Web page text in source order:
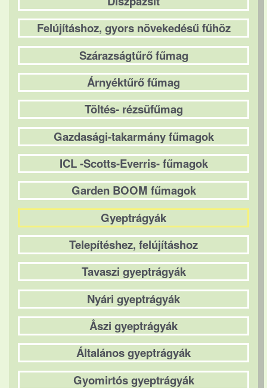
Felújításhoz, gyors növekedésű fűhöz
Szárazságtűrő fűmag
Árnyéktűrő fűmag
Töltés- rézsüfűmag
Gazdasági-takarmány fűmagok
ICL -Scotts-Everris- fűmagok
Garden BOOM fűmagok
Gyeptrágyák
Telepítéshez, felújításhoz
Tavaszi gyeptrágyák
Nyári gyeptrágyák
Åszi gyeptrágyák
Általános gyeptrágyák
Gyomirtós gyeptrágyák